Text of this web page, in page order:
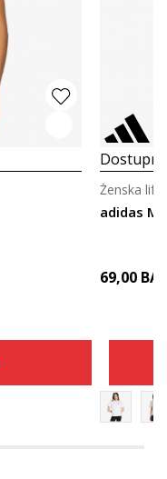
adidas
Ženska
69,00